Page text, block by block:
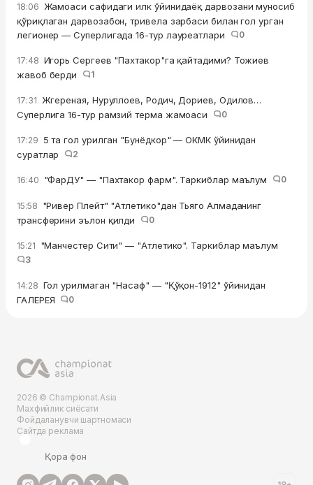
18:06 Жамоаси сафидаги илк ўйинидаёқ дарвозани муносиб
қўриқлаган дарвозабон, тривела зарбаси билан гол урган
легионер — Суперлигада 16-тур лауреатлари
0
17:48 Игорь Сергеев "Пахтакор"га қайтадими? Тожиев
жавоб берди
1
17:31 Жгереная, Нуруллоев, Родич, Дориев, Одилов…
Суперлига 16-тур рамзий терма жамоаси
0
17:29 5 та гол урилган "Бунёдкор" — ОКМК ўйинидан
суратлар
2
16:40 "ФарДУ" — "Пахтакор фарм". Таркиблар маълум 0
15:58 "Ривер Плейт" "Атлетико"дан Тьяго Алмаданинг
трансферини эълон қилди
0
15:21 "Манчестер Сити" — "Атлетико". Таркиблар маълум
3
14:28 Гол урилмаган "Насаф" — "Қўқон-1912" ўйинидан
ГАЛЕРЕЯ
0
2026 © Championat.Asia
Махфийлик сиёсати
Фойдаланувчи шартномаси
Сайтда реклама
Қора фон